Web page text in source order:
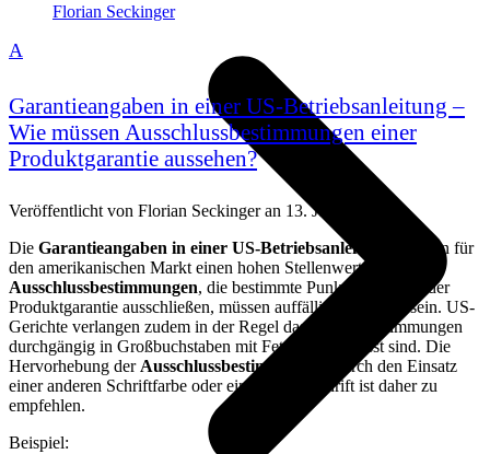
Florian Seckinger
A
Garantieangaben in einer US-Betriebsanleitung –
Wie müssen Ausschlussbestimmungen einer
Produktgarantie aussehen?
Veröffentlicht von Florian Seckingeran 13. Juni 2018
Die Garantieangaben in einer US-Betriebsanleitung
nehmen für
den amerikanischen Markt einen hohen Stellenwert ein. Die
Ausschlussbestimmungen, die bestimmte Punkte innerhalb der
Produktgarantie ausschließen, müssen auffällig dargestellt sein. US-
Gerichte verlangen zudem in der Regel das solche Bestimmungen
durchgängig in Großbuchstaben mit Fettdruck verfasst sind. Die
Hervorhebung der Ausschlussbestimmungen
durch den Einsatz
einer anderen Schriftfarbe oder einer Kursivschrift ist daher zu
empfehlen.
Beispiel: